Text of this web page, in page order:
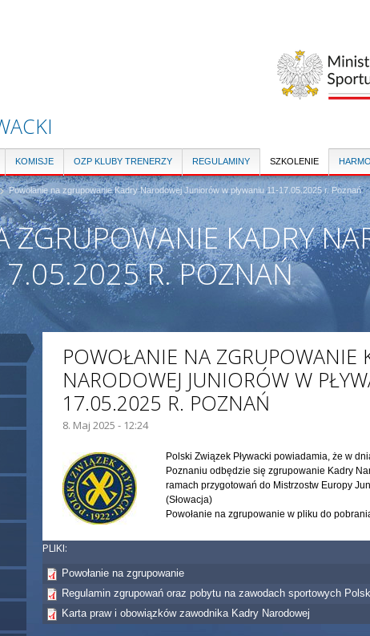
KOMISJE OZP KLUBY TRENERZY REGULAMINY SZKOLENIE
Powołanie na zgrupowanie Kadry Narodowej Juniorów w pływaniu 11-17.05.2025 r. Poznań
ZGRUPOWANIE KADRY
R. POZNAŃ
POWOŁANIE NA ZGRUPOWANIE
NARODOWEJ JUNIORÓW W
17.05.2025 R. POZNAŃ
8. Maj 2025 - 12:24
ZDJĘCIE GŁÓWNE:
Polski Związek Pływacki powiadamia, że w
Poznaniu odbędzie się zgrupowanie Kadry
ramach przygotowań do Mistrzostw Europy
(Słowacja)
Powołanie na zgrupowanie w pliku do
PLIKI:
Powołanie na zgrupowanie
Regulamin zgrupowań oraz pobytu na zawodach sportowych
Karta praw i obowiązków zawodnika Kadry Narodowej